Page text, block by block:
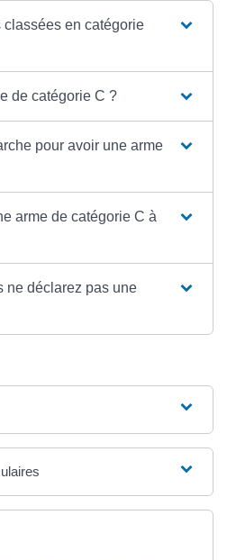
en catégorie
de catégorie C ?
pour avoir une arme
arme de catégorie C à
ne déclarez pas une